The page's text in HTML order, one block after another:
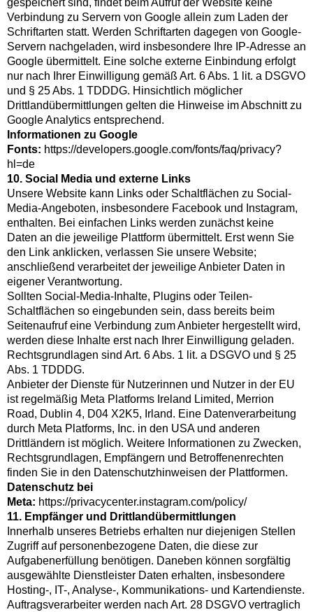
gespeichert sind, findet beim Aufruf der Website keine
Verbindung zu Servern von Google allein zum Laden der
Schriftarten statt. Werden Schriftarten dagegen von Google-
Servern nachgeladen, wird insbesondere Ihre IP-Adresse an
Google übermittelt. Eine solche externe Einbindung erfolgt
nur nach Ihrer Einwilligung gemäß Art. 6 Abs. 1 lit. a DSGVO
und § 25 Abs. 1 TDDDG. Hinsichtlich möglicher
Drittlandübermittlungen gelten die Hinweise im Abschnitt zu
Google Analytics entsprechend.
Informationen zu Google
Fonts: https://developers.google.com/fonts/faq/privacy?
hl=de
10. Social Media und externe Links
Unsere Website kann Links oder Schaltflächen zu Social-
Media-Angeboten, insbesondere Facebook und Instagram,
enthalten. Bei einfachen Links werden zunächst keine
Daten an die jeweilige Plattform übermittelt. Erst wenn Sie
den Link anklicken, verlassen Sie unsere Website;
anschließend verarbeitet der jeweilige Anbieter Daten in
eigener Verantwortung.
Sollten Social-Media-Inhalte, Plugins oder Teilen-
Schaltflächen so eingebunden sein, dass bereits beim
Seitenaufruf eine Verbindung zum Anbieter hergestellt wird,
werden diese Inhalte erst nach Ihrer Einwilligung geladen.
Rechtsgrundlagen sind Art. 6 Abs. 1 lit. a DSGVO und § 25
Abs. 1 TDDDG.
Anbieter der Dienste für Nutzerinnen und Nutzer in der EU
ist regelmäßig Meta Platforms Ireland Limited, Merrion
Road, Dublin 4, D04 X2K5, Irland. Eine Datenverarbeitung
durch Meta Platforms, Inc. in den USA und anderen
Drittländern ist möglich. Weitere Informationen zu Zwecken,
Rechtsgrundlagen, Empfängern und Betroffenenrechten
finden Sie in den Datenschutzhinweisen der Plattformen.
Datenschutz bei
Meta: https://privacycenter.instagram.com/policy/
11. Empfänger und Drittlandübermittlungen
Innerhalb unseres Betriebs erhalten nur diejenigen Stellen
Zugriff auf personenbezogene Daten, die diese zur
Aufgabenerfüllung benötigen. Daneben können sorgfältig
ausgewählte Dienstleister Daten erhalten, insbesondere
Hosting-, IT-, Analyse-, Kommunikations- und Kartendienste.
Auftragsverarbeiter werden nach Art. 28 DSGVO vertraglich